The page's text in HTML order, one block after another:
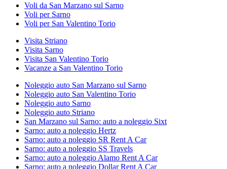
Voli da San Marzano sul Sarno
Voli per Sarno
Voli per San Valentino Torio
Visita Striano
Visita Sarno
Visita San Valentino Torio
Vacanze a San Valentino Torio
Noleggio auto San Marzano sul Sarno
Noleggio auto San Valentino Torio
Noleggio auto Sarno
Noleggio auto Striano
San Marzano sul Sarno: auto a noleggio Sixt
Sarno: auto a noleggio Hertz
Sarno: auto a noleggio SR Rent A Car
Sarno: auto a noleggio SS Travels
Sarno: auto a noleggio Alamo Rent A Car
Sarno: auto a noleggio Dollar Rent A Car